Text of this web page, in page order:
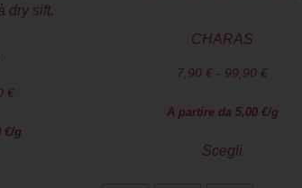
€
€/g
CHARAS
7,90 € - 99,90 €
A partire da 5,00 €/g
Scegli